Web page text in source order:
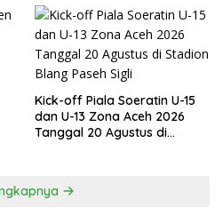
Kick-off Piala Soeratin U-15
dan U-13 Zona Aceh 2026
Tanggal 20 Agustus di